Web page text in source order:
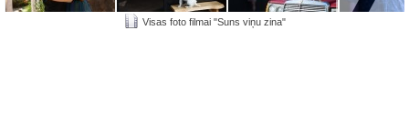
Visas foto filmai "Suns viņu zina"